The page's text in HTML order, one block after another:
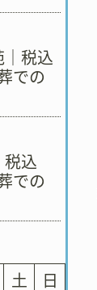
税込
での
税込
での
土
日